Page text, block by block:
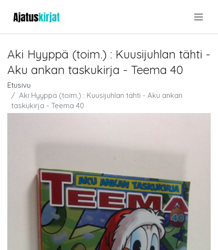
Aki Hyyppä (toim.) : Kuusijuhlan tähti -
Aku ankan taskukirja - Teema 40
Etusivu
Aki Hyyppä (toim.) : Kuusijuhlan tähti - Aku ankan
taskukirja - Teema 40